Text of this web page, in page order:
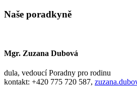
Naše poradkyně
Mgr. Zuzana Dubová
dula, vedoucí Poradny pro rodinu
kontakt: +420 775 720 587,